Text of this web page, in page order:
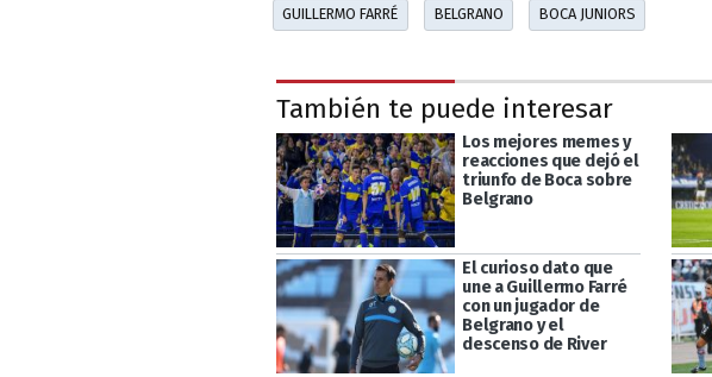
GUILLERMO FARRÉ BELGRANO BOCA JUNIORS
También te puede interesar
Los mejores memes y
reacciones que dejó el
triunfo de Boca sobre
Belgrano
El curioso dato que
une a Guillermo Farré
con un jugador de
Belgrano y el
descenso de River